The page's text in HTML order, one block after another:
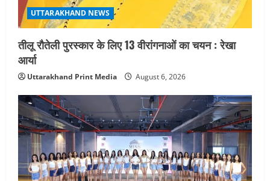
UTTARAKHAND NEWS
तीलू रौतेली पुरस्कार के लिए 13 वीरांगनाओं का चयन : रेखा
आर्या
Uttarakhand Print Media August 6, 2026